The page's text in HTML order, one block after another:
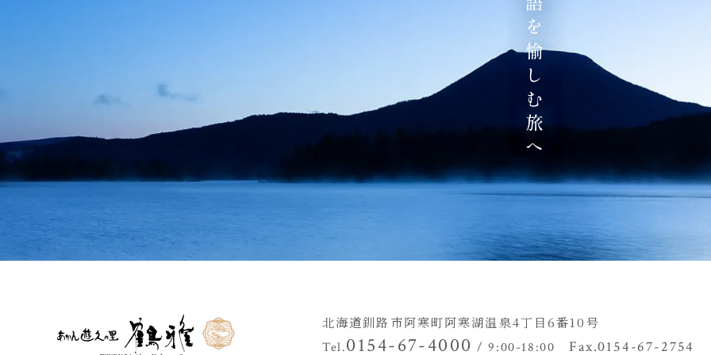
北海道釧路市阿寒町阿寒湖温泉4丁目6番10号
Tel.0154-67-4000 / 9:00-18:00 Fax.0154-67-2754